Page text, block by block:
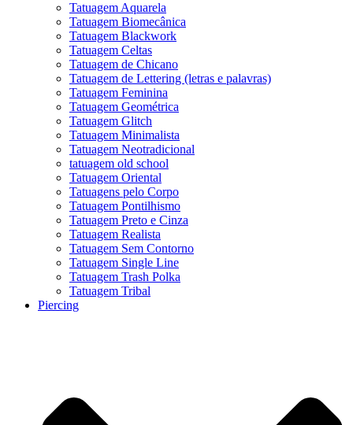
Tatuagem Aquarela
Tatuagem Biomecânica
Tatuagem Blackwork
Tatuagem Celtas
Tatuagem de Chicano
Tatuagem de Lettering (letras e palavras)
Tatuagem Feminina
Tatuagem Geométrica
Tatuagem Glitch
Tatuagem Minimalista
Tatuagem Neotradicional
tatuagem old school
Tatuagem Oriental
Tatuagens pelo Corpo
Tatuagem Pontilhismo
Tatuagem Preto e Cinza
Tatuagem Realista
Tatuagem Sem Contorno
Tatuagem Single Line
Tatuagem Trash Polka
Tatuagem Tribal
Piercing